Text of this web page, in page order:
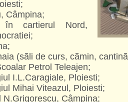
Câmpina;
în cartierul Nord,
(sãli de curs, cãmin,
Petrol Teleajen;
I.L.Caragiale, Ploiesti;
Mihai Viteazul, Ploiesti;
N.Grigorescu, Câmpina;